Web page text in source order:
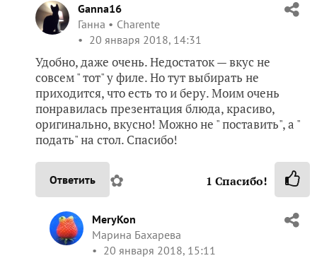
Ganna16
Ганна
Charente
20 января 2018, 14:31
Удобно, даже очень. Недостаток — вкус не
совсем " тот" у филе. Но тут выбирать не
приходится, что есть то и беру. Моим очень
понравилась презентация блюда, красиво,
оригинально, вкусно! Можно не " поставить", а "
подать" на стол. Спасибо!
Ответить ✿ 1 Спасибо!
MeryKon
Марина Бахарева
20 января 2018, 15:11